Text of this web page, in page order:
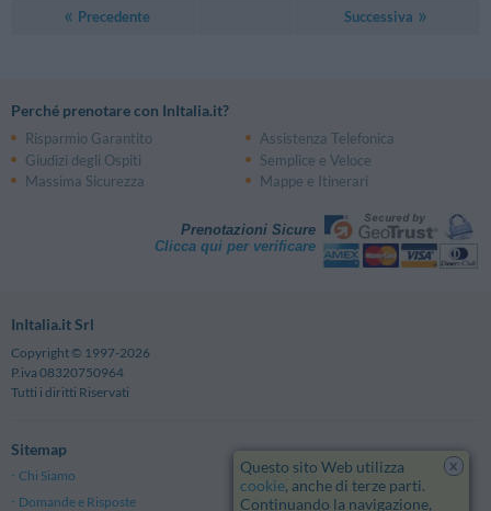
Precedente Successiva
Perché prenotare con InItalia.it?
Risparmio Garantito
Assistenza Telefonica
Giudizi degli Ospiti
Semplice e Veloce
Massima Sicurezza
Mappe e Itinerari
Prenotazioni Sicure
Clicca qui per verificare
InItalia.it Srl
Copyright © 1997-2026
P.iva 08320750964
Tutti i diritti Riservati
Sitemap
Chi Siamo
Note Legali
Domande e Risposte
Privacy
x
Questo sito Web utilizza
cookie, anche di terze parti.
Continuando la navigazione,